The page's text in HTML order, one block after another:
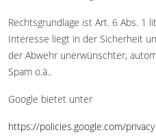
Rechtsgrundlage ist Art. 6 Abs. 1
Interesse liegt in der Sicherheit
der Abwehr unerwünschter,
Spam o.ä..
Google bietet unter
https://policies.google.com/privacy